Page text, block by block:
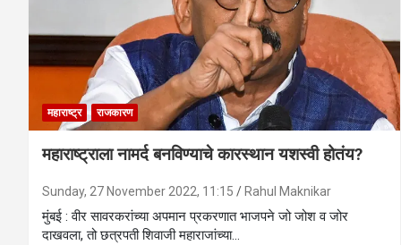
महाराष्ट्र राजकारण
महाराष्ट्राला नामर्द बनविण्याचे कारस्थान यशस्वी होतंय?
Sunday, 27 November 2022, 11:15 Rahul Maknikar
मुंबई : वीर सावरकरांच्या अपमान प्रकरणात भाजपने जो जोश व जोर
दाखवला, तो छत्रपती शिवाजी महाराजांच्या…